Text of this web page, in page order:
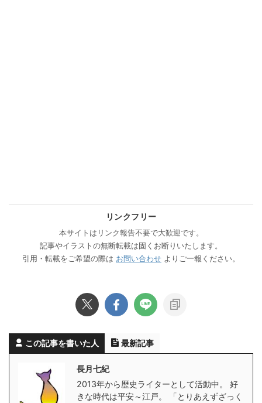
リンクフリー
本サイトはリンク報告不要で大歓迎です。
記事やイラストの無断転載は固くお断りいたします。
引用・転載をご希望の際は お問い合わせ よりご一報ください。
この記事を書いた人 最新記事
長月七紀
2013年から歴史ライターとして活動中。 好
きな時代は平安～江戸。 「とりあえずざっく